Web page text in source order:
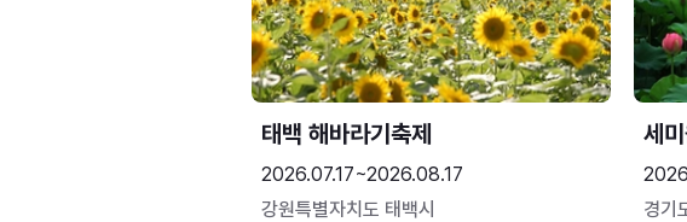
태백 해바라기축제
2026.07.17~2026.08.17
강원특별자치도 태백시
세
경기